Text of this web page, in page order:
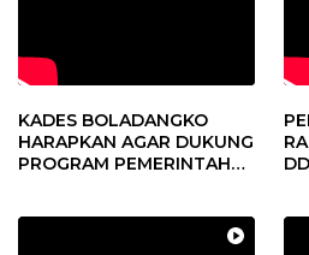
KADES BOLADANGKO
HARAPKAN AGAR DUKUNG
PROGRAM PEMERINTAH